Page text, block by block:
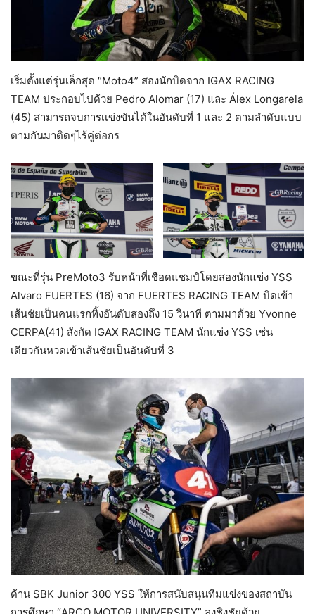
เริ่มตั้งแต่รุ่นเล็กสุด “Moto4” สองนักบิดจาก IGAX RACING
TEAM ประกอบไปด้วย Pedro Alomar (17) และ Álex Longarela
(45) สามารถจบการเเข่งขันได้ในอันดับที่ 1 และ 2 ตามลำดับแบบ
ตามกันมาติดๆไร้คู่ต่อกร
ขณะที่รุ่น PreMoto3 รับหน้าที่เชือดแชมป์โดยสองนักแข่ง YSS
Alvaro FUERTES (16) จาก FUERTES RACING TEAM บิดเข้า
เส้นชัยเป็นคนแรกทิ้งอันดับสองถึง 15 วินาที ตามมาด้วย Yvonne
CERPA(41) สังกัด IGAX RACING TEAM นักแข่ง YSS เช่น
เดียวกันหวดเข้าเส้นชัยเป็นอันดับที่ 3
ด้าน SBK Junior 300 YSS ให้การสนับสนุนทีมแข่งของสถาบัน